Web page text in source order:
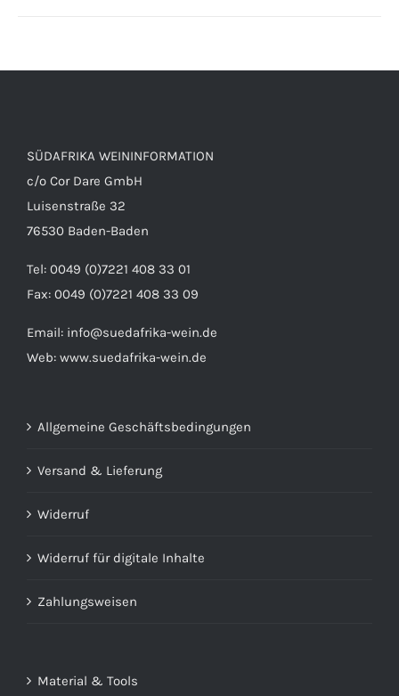
SÜDAFRIKA WEININFORMATION
c/o Cor Dare GmbH
Luisenstraße 32
76530 Baden-Baden
Tel: 0049 (0)7221 408 33 01
Fax: 0049 (0)7221 408 33 09
Email: info@suedafrika-wein.de
Web: www.suedafrika-wein.de
Allgemeine Geschäftsbedingungen
Versand & Lieferung
Widerruf
Widerruf für digitale Inhalte
Zahlungsweisen
Material & Tools